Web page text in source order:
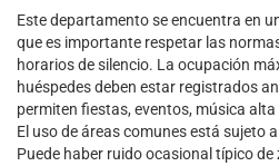
Este departamento se encuentra en
que es importante respetar las
horarios de silencio. La ocupación
huéspedes deben estar registrados
permiten fiestas, eventos, música
El uso de áreas comunes está sujeto
Puede haber ruido ocasional típico